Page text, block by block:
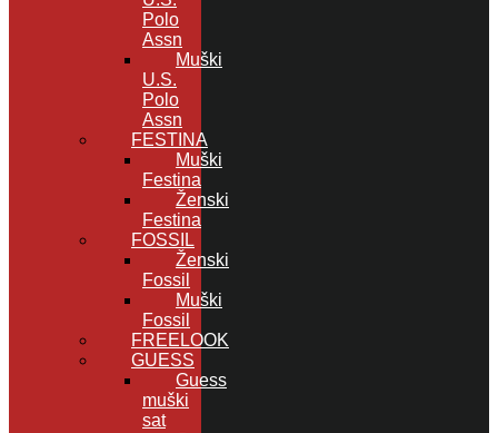
Polo
Assn
Muški
U.S.
Polo
Assn
FESTINA
Muški
Festina
Ženski
Festina
FOSSIL
Ženski
Fossil
Muški
Fossil
FREELOOK
GUESS
Guess
muški
sat